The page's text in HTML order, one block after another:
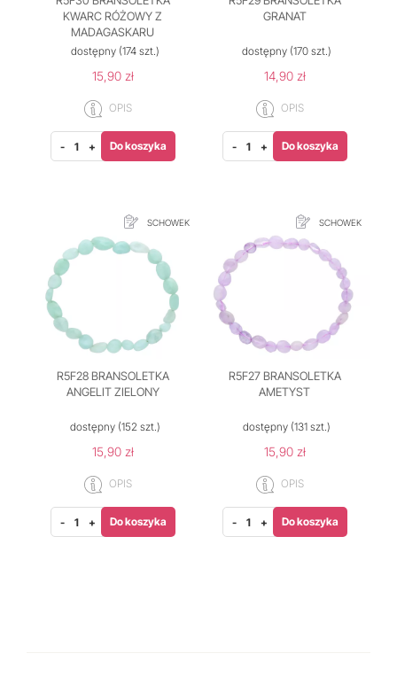
KWARC RÓŻOWY Z
MADAGASKARU
dostępny(174 szt.)
15,90 zł
OPIS
- + Do koszyka
GRANAT
dostępny (170 szt.)
14,90 zł
OPIS
- + Do koszyka
SCHOWEK
R5F28 BRANSOLETKA
ANGELIT ZIELONY
dostępny(152 szt.)
15,90 zł
OPIS
- + Do koszyka
SCHOWEK
R5F27 BRANSOLETKA
AMETYST
dostępny (131 szt.)
15,90 zł
OPIS
- + Do koszyka